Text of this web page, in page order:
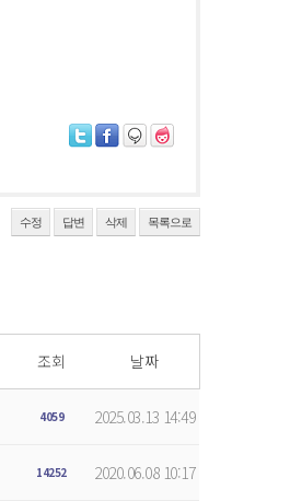
수정 답변 삭제 목록으로
조회 날짜
4059 2025.03.13 14:49
14252 2020.06.08 10:17